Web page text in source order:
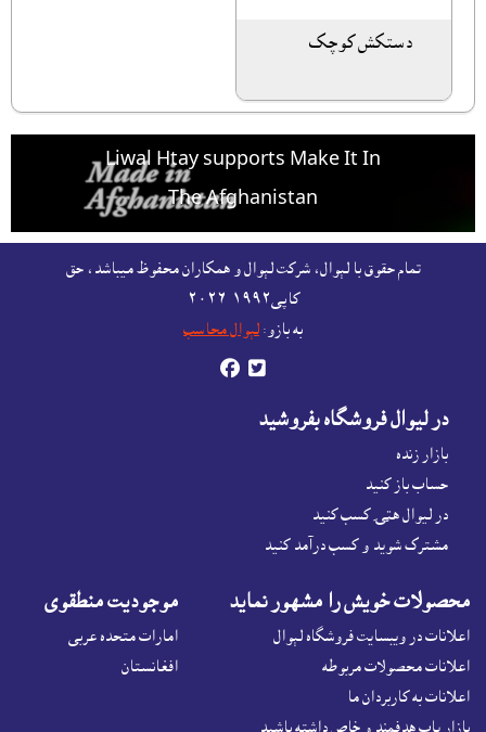
دستکش کوچک
Liwal Htay supports Make It In
The Afghanistan
Afghanistan products,
تمام حقوق با لېوال، شرکت لېوال و همکاران محفوظ ميباشد، حق
کاپى١٩٩٢-۲۰۲٦
به بازو: لېوال محاسب
 
در ليوال فروشگاه بفروشيد
بازار زنده
حساب باز کنيد
در لیوال هټۍ کسب کنید
مشترک شوید و کسب درآمد کنید
محصولات خويش را مشهور نمايد
اعلانات در ويبسايت فروشگاه لېوال
اعلانات محصولات مربوطه
اعلانات به کاربردان ما
بازار ياب هدفمند و خاص داشته باشيد
موجوديت منطقوى
امارات متحده عربی
افغانستان